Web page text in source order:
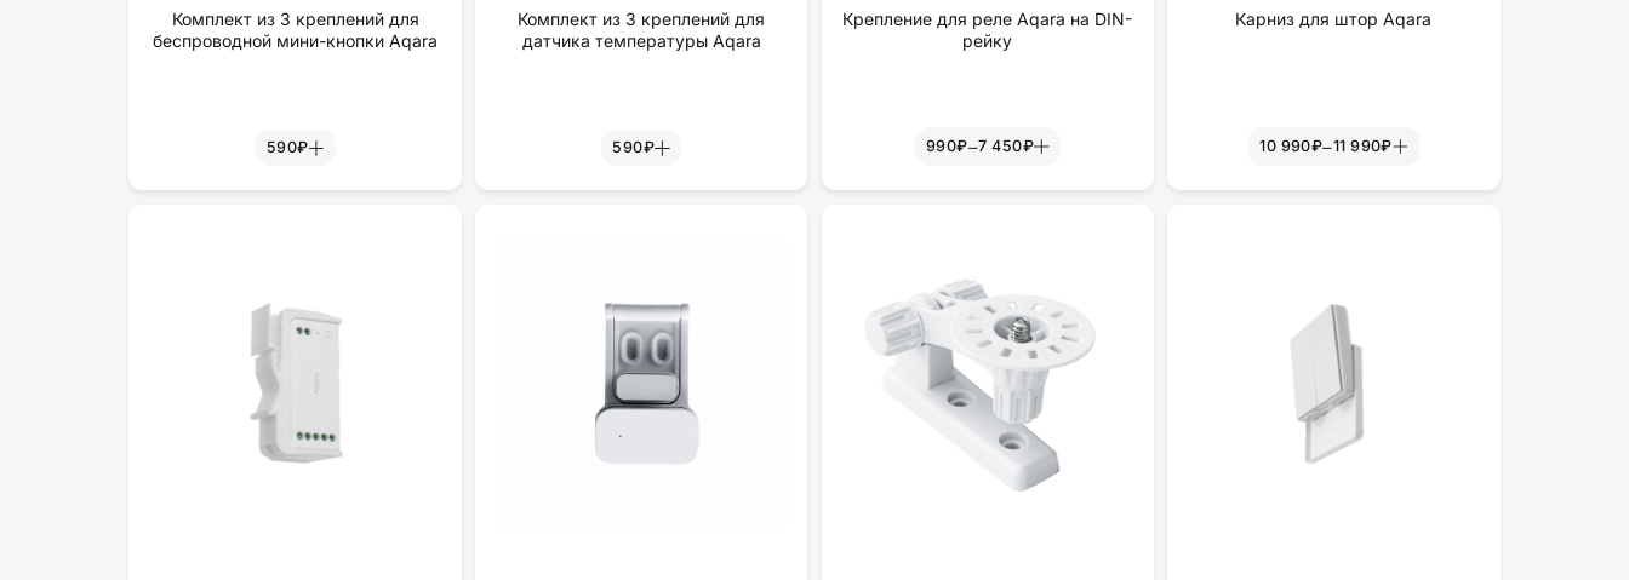
Комплект из 3 креплений для
беспроводной мини-кнопки Aqara
590₽
Комплект из 3 креплений для
датчика температуры Aqara
590₽
Крепление для реле Aqara на DIN-
рейку
990₽–7 450₽
Карниз для штор Aqara
10 990₽–11 990₽